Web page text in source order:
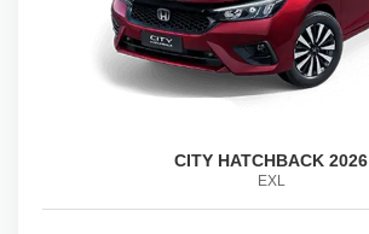
CITY HATCHBACK 2026
EXL